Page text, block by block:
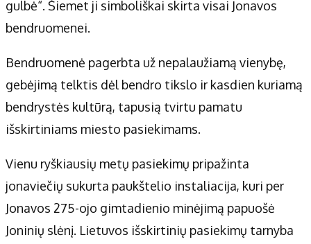
Apie mus
Autoriai
Privatumo politika
Redakcijos politika
Receptai
gulbė“. Šiemet ji simboliškai skirta visai Jonavos
bendruomenei.
Bendruomenė pagerbta už nepalaužiamą vienybę,
gebėjimą telktis dėl bendro tikslo ir kasdien kuriamą
bendrystės kultūrą, tapusią tvirtu pamatu
išskirtiniams miesto pasiekimams.
Vienu ryškiausių metų pasiekimų pripažinta
jonaviečių sukurta paukštelio instaliacija, kuri per
Jonavos 275-ojo gimtadienio minėjimą papuošė
Joninių slėnį. Lietuvos išskirtinių pasiekimų tarnyba